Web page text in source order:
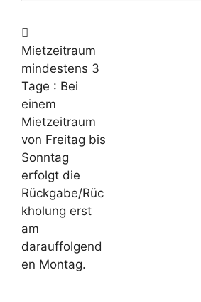
Mietzeitraum
mindestens 3
Tage : Bei
einem
Mietzeitraum
von Freitag bis
Sonntag
erfolgt die
Rückgabe/Rüc
kholung erst
am
darauffolgend
en Montag.